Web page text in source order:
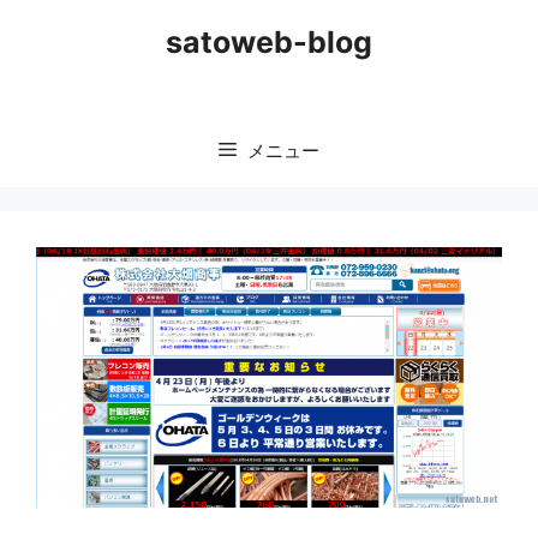
satoweb-blog
メニュー